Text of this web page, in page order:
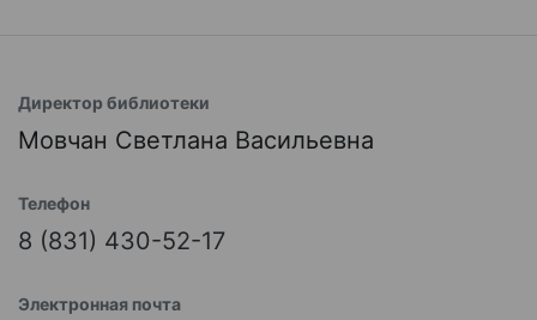
Директор библиотеки
Мовчан Светлана Васильевна
Телефон
8 (831) 430-52-17
Электронная почта